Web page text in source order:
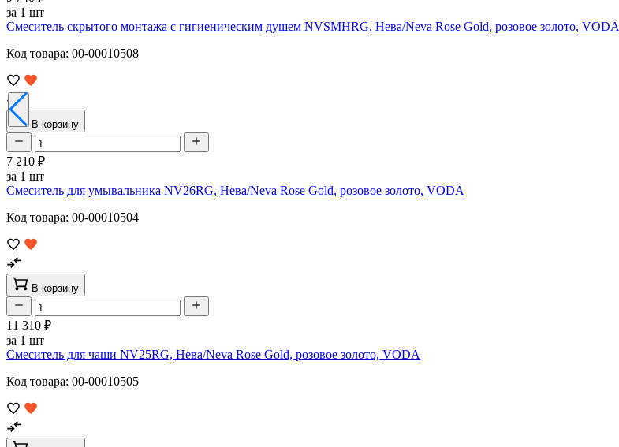
за 1 шт
Смеситель скрытого монтажа с гигиеническим душем NVSMHRG, Нева/Neva Rose Gold, розовое золото, VODA
Код товара: 00-00010508
В корзину
7 210 ₽
за 1 шт
Смеситель для умывальника NV26RG, Нева/Neva Rose Gold, розовое золото, VODA
Код товара: 00-00010504
В корзину
11 310 ₽
за 1 шт
Смеситель для чаши NV25RG, Нева/Neva Rose Gold, розовое золото, VODA
Код товара: 00-00010505